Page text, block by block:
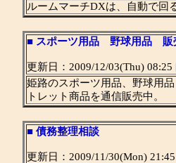
ルームマーチDXは、自動で回
■ スポーツ用品 野球用品 販
更新日：2009/12/03(Thu) 08:25
姫路のスポーツ用品、野球用
トレット商品を通信販売中。
■ 債務整理相談
更新日：2009/11/30(Mon)